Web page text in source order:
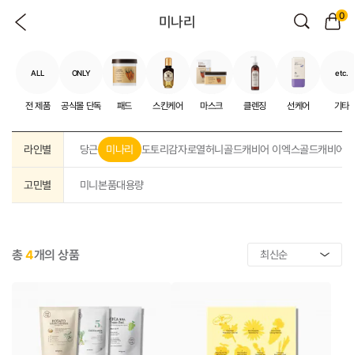
미나리 0
ALL
전 제품
ONLY
공식몰 단독 패드 스킨케어 마스크 클렌징 선케어
etc.
기타
라인별 당근 미나리 도토리감자로열허니 골드캐비어 이엑스골드캐비어
고민별 미니 본품대용량
총4개의 상품